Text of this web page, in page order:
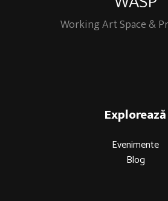
Working Art Space &
Explorează
Evenimente
Blog